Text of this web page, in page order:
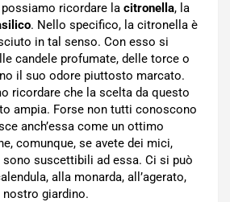
ricordare la citronella, la
. Nello specifico, la citronella è
in tal senso. Con esso si
candele profumate, delle torce o
il suo odore piuttosto marcato.
ricordare che la scelta da questo
ampia. Forse non tutti conoscono
anch’essa come un ottimo
comunque, se avete dei mici,
suscettibili ad essa. Ci si può
alla monarda, all’agerato,
giardino.